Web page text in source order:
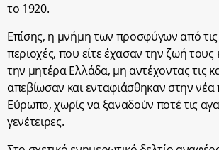
το 1920.
Επίσης, η μνήμη των προσφύγων από
περιοχές, που είτε έχασαν την ζωή τους
την μητέρα Ελλάδα, μη αντέχοντας τις
απεβίωσαν και ενταφιάσθηκαν στην νέα
Εύρωπο, χωρίς να ξαναδούν ποτέ τις
γενέτειρες.